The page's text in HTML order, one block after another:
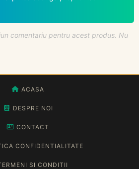
comentariu pentru acest produs. Nu
ACASA
DESPRE NOI
CONTACT
CONFIDENTIALITATE
SI CONDITII